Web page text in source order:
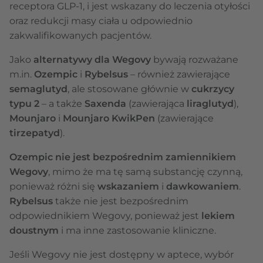
receptora GLP-1, i jest wskazany do leczenia otyłości
oraz redukcji masy ciała u odpowiednio
zakwalifikowanych pacjentów.
Jako alternatywy dla Wegovy bywają rozważane
m.in. Ozempic i Rybelsus – również zawierające
semaglutyd, ale stosowane głównie w cukrzycy
typu 2 – a także Saxenda (zawierająca liraglutyd),
Mounjaro i Mounjaro KwikPen (zawierające
tirzepatyd).
Ozempic nie jest bezpośrednim zamiennikiem
Wegovy, mimo że ma tę samą substancję czynną,
ponieważ różni się wskazaniem i dawkowaniem.
Rybelsus także nie jest bezpośrednim
odpowiednikiem Wegovy, ponieważ jest lekiem
doustnym i ma inne zastosowanie kliniczne.
Jeśli Wegovy nie jest dostępny w aptece, wybór